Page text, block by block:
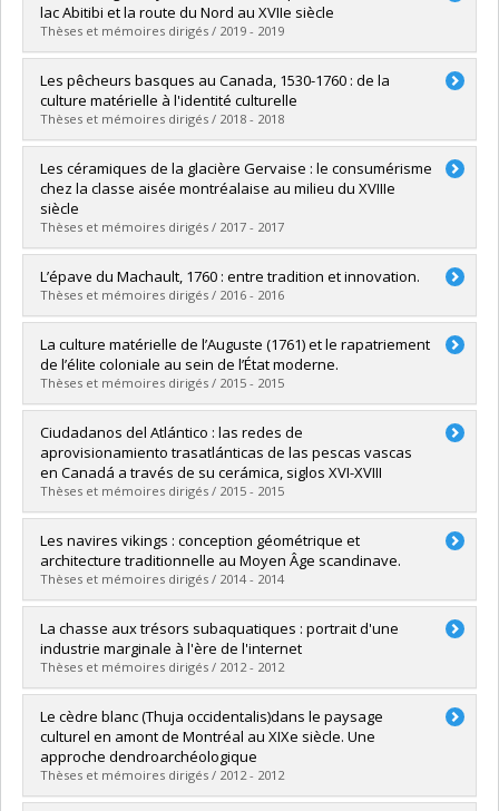
Cycle :Maîtrise
Diplôme obtenu :M.A.
Lien vers le document dans Papyrus
lac Abitibi et la route du Nord au XVIIe siècle
Thèses et mémoires dirigés / 2019 - 2019
Diplômé(e) :Lee-Hone, Chloe
Cycle : Maîtrise
Diplôme obtenu :M. Sc.
Lien vers le document dans Papyrus
Les pêcheurs basques au Canada, 1530-1760 : de la
culture matérielle à l'identité culturelle
Thèses et mémoires dirigés / 2018 - 2018
Diplômé(e) :Delmas, Vincent
Cycle :Doctorat
Diplôme obtenu :
Lien vers le document dans Papyrus
Les céramiques de la glacière Gervaise : le consumérisme
chez la classe aisée montréalaise au milieu du XVIIIe
siècle
Thèses et mémoires dirigés / 2017 - 2017
Diplômé(e) :Johnson Gervais, Mélanie
Cycle : Maîtrise
Diplôme obtenu :M. Sc.
Lien vers le document dans Papyrus
L’épave du Machault, 1760 : entre tradition et innovation.
Thèses et mémoires dirigés / 2016 - 2016
Diplômé(e) :Gauthier-Bérubé, Marijo
Cycle :Maîtrise
Diplôme obtenu :M. Sc.
Lien vers le document dans Papyrus
La culture matérielle de l’Auguste (1761) et le rapatriement
de l’élite coloniale au sein de l’État moderne.
Thèses et mémoires dirigés / 2015 - 2015
Diplômé(e) :Néron, Aimie
Cycle :Maîtrise
Diplôme obtenu :M. Sc.
Lien vers le document dans Papyrus
Ciudadanos del Atlántico : las redes de
aprovisionamiento trasatlánticas de las pescas vascas
en Canadá a través de su cerámica, siglos XVI-XVIII
Thèses et mémoires dirigés / 2015 - 2015
Diplômé(e) :Barreiro Argüelles, Saraí
Cycle :Maîtrise
Diplôme obtenu :M. Sc.
Lien vers le document dans Papyrus
Les navires vikings : conception géométrique et
architecture traditionnelle au Moyen Âge scandinave.
Thèses et mémoires dirigés / 2014 - 2014
Diplômé(e) :Lafrenière Archambault, Luce
Cycle :Maîtrise
Diplôme obtenu :M. Sc.
Lien vers le document dans Papyrus
La chasse aux trésors subaquatiques : portrait d'une
industrie marginale à l'ère de l'internet
Thèses et mémoires dirigés / 2012 - 2012
Diplômé(e) :Courchesne, Stéphanie
Cycle :Maîtrise
Diplôme obtenu :M. Sc.
Lien vers le document dans Papyrus
Le cèdre blanc (Thuja occidentalis)dans le paysage
culturel en amont de Montréal au XIXe siècle. Une
approche dendroarchéologique
Thèses et mémoires dirigés / 2012 - 2012